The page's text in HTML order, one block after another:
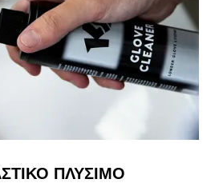
ΠΛΥΣΙΜΟ